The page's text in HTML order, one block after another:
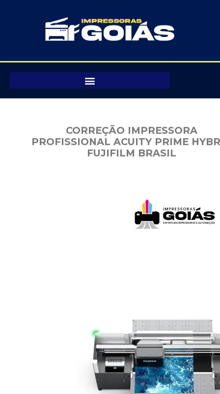
conteúdo
CORREÇÃO IMPRESSORA
PROFISSIONAL ACUITY PRIME
FUJIFILM BRASIL